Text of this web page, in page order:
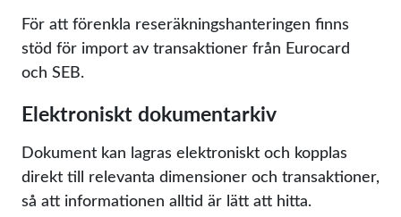
För att förenkla reseräkningshanteringen finns
stöd för import av transaktioner från Eurocard
och SEB.
Elektroniskt dokumentarkiv
Dokument kan lagras elektroniskt och kopplas
direkt till relevanta dimensioner och transaktioner,
så att informationen alltid är lätt att hitta.